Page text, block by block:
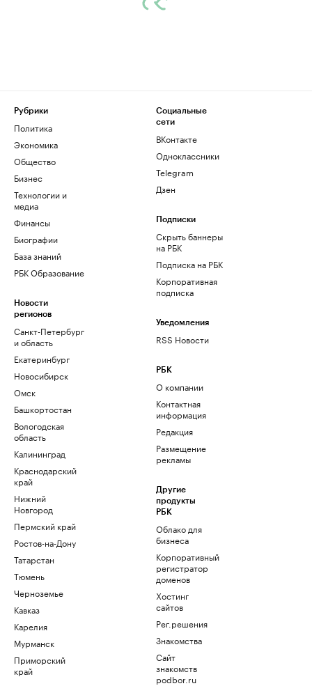
Рубрики
Политика
Экономика
Общество
Бизнес
Технологии и
медиа
Финансы
Биографии
База знаний
РБК Образование
Новости
регионов
Санкт-Петербург
и область
Екатеринбург
Новосибирск
Омск
Башкортостан
Вологодская
область
Калининград
Краснодарский
край
Нижний
Новгород
Пермский край
Ростов-на-Дону
Татарстан
Тюмень
Черноземье
Кавказ
Карелия
Мурманск
Приморский
край
Социальные
сети
ВКонтакте
Одноклассники
Telegram
Дзен
Подписки
Скрыть баннеры
на РБК
Подписка на РБК
Корпоративная
подписка
Уведомления
RSS Новости
РБК
О компании
Контактная
информация
Редакция
Размещение
рекламы
Другие
продукты
РБК
Облако для
бизнеса
Корпоративный
регистратор
доменов
Хостинг
сайтов
Рег.решения
Знакомства
Сайт
знакомств
podbor.ru